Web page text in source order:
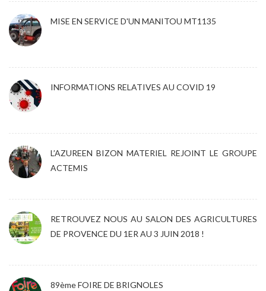
MISE EN SERVICE D'UN MANITOU MT1135
INFORMATIONS RELATIVES AU COVID 19
L’AZUREEN BIZON MATERIEL REJOINT LE GROUPE
ACTEMIS
RETROUVEZ NOUS AU SALON DES AGRICULTURES
DE PROVENCE DU 1ER AU 3 JUIN 2018 !
89ème FOIRE DE BRIGNOLES